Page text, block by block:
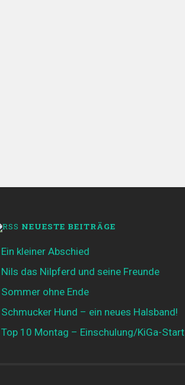
NEUESTE BEITRÄGE
Ein kleiner Abschied
Nils das Nilpferd und seine Freunde
Sommer ohne Ende
Schmucker Hund – ein neues Halsband!
Top 10 Montag – Einschulung/KiGa-Start